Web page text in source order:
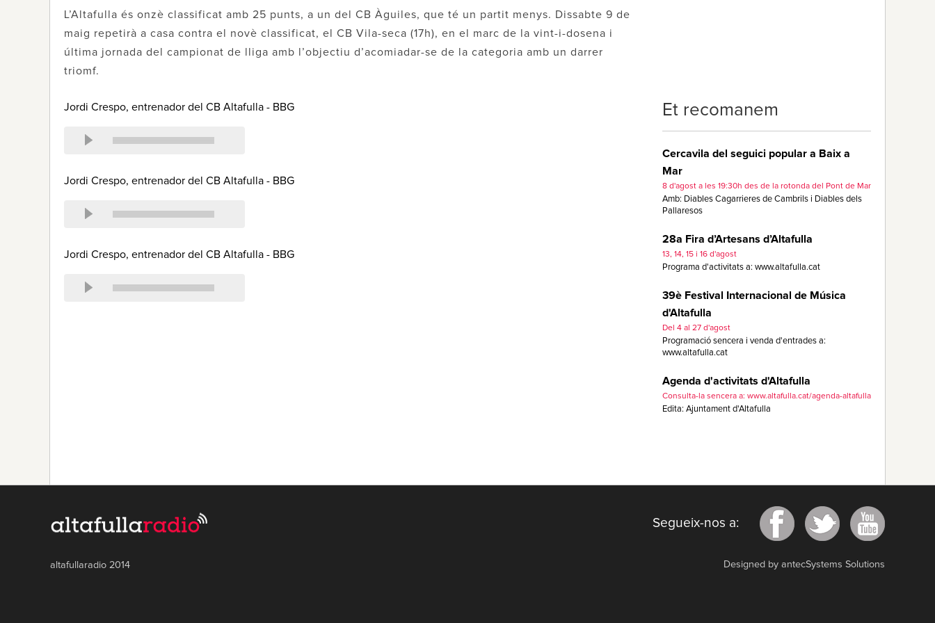
L’Altafulla és onzè classificat amb 25 punts, a un del CB Àguiles, que té un partit menys. Dissabte 9 de
maig repetirà a casa contra el novè classificat, el CB Vila-seca (17h), en el marc de la vint-i-dosena i
última jornada del campionat de lliga amb l’objectiu d’acomiadar-se de la categoria amb un darrer
triomf.
Jordi Crespo, entrenador del CB Altafulla - BBG
Jordi Crespo, entrenador del CB Altafulla - BBG
Jordi Crespo, entrenador del CB Altafulla - BBG
Et recomanem
Cercavila del seguici popular a Baix a
Mar
8 d'agost a les 19:30h des de la rotonda del Pont de Mar
Amb: Diables Cagarrieres de Cambrils i Diables dels
Pallaresos
28a Fira d’Artesans d’Altafulla
13, 14, 15 i 16 d'agost
Programa d'activitats a: www.altafulla.cat
39è Festival Internacional de Música
d'Altafulla
Del 4 al 27 d'agost
Programació sencera i venda d'entrades a:
www.altafulla.cat
Agenda d'activitats d'Altafulla
Consulta-la sencera a: www.altafulla.cat/agenda-altafulla
Edita: Ajuntament d'Altafulla
altafullaradio 2014
Segueix-nos a:
Designed by antecSystems Solutions